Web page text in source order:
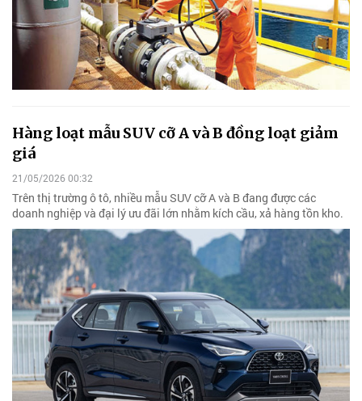
Hàng loạt mẫu SUV cỡ A và B đồng loạt giảm
giá
21/05/2026 00:32
Trên thị trường ô tô, nhiều mẫu SUV cỡ A và B đang được các
doanh nghiệp và đại lý ưu đãi lớn nhằm kích cầu, xả hàng tồn kho.